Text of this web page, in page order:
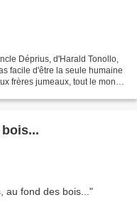
Déprius, d'Harald Tonollo,
facile d'être la seule humaine
frères jumeaux, tout le monde